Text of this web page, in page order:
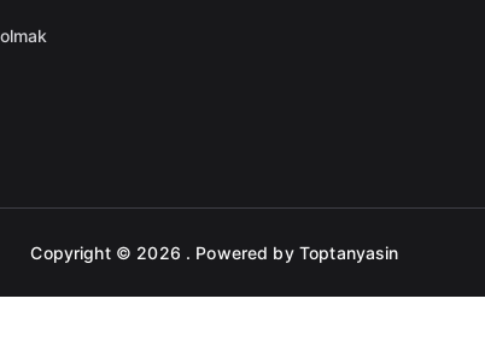
Copyright © 2026 . Powered by Toptanyasin